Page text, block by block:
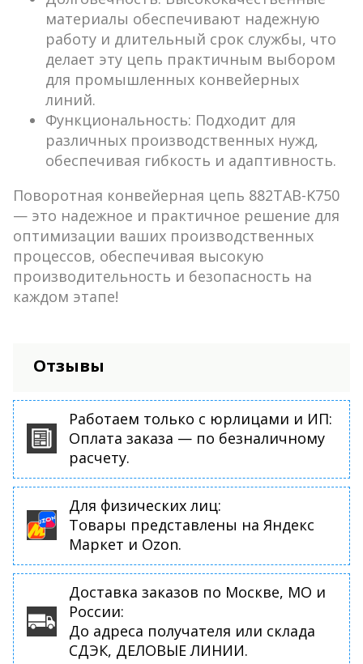
материалы обеспечивают надежную
работу и длительный срок службы, что
делает эту цепь практичным выбором
для промышленных конвейерных
линий.
Функциональность: Подходит для
различных производственных нужд,
обеспечивая гибкость и адаптивность.
Поворотная конвейерная цепь 882TAB-K750
— это надежное и практичное решение для
оптимизации ваших производственных
процессов, обеспечивая высокую
производительность и безопасность на
каждом этапе!
Отзывы
Работаем только с юрлицами и ИП:
Оплата заказа — по безналичному
расчету.
Для физических лиц:
Товары представлены на Яндекс
Маркет и Ozon.
Доставка заказов по Москве, МО и
России:
До адреса получателя или склада
СДЭК, ДЕЛОВЫЕ ЛИНИИ.